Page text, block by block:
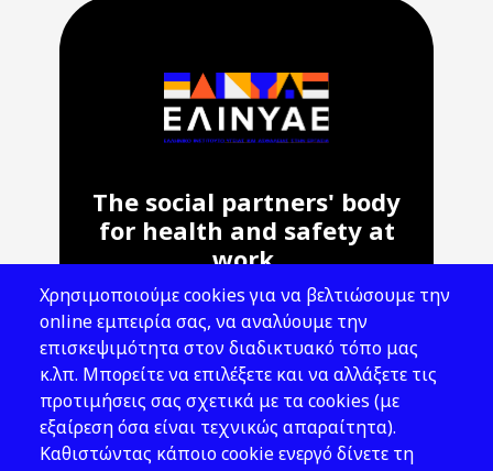
The social partners' body
for health and safety at
work.
Address: 143 Liosion & 6 Thirsiou, 104
45, Athens
T: 210 82 00 100
e: info@elinyae.gr
Follow Us
Χρησιμοποιούμε cookies για να βελτιώσουμε την
online εμπειρία σας, να αναλύουμε την
επισκεψιμότητα στον διαδικτυακό τόπο μας
κ.λπ. Μπορείτε να επιλέξετε και να αλλάξετε τις
προτιμήσεις σας σχετικά με τα cookies (με
εξαίρεση όσα είναι τεχνικώς απαραίτητα).
Καθιστώντας κάποιο cookie ενεργό δίνετε τη